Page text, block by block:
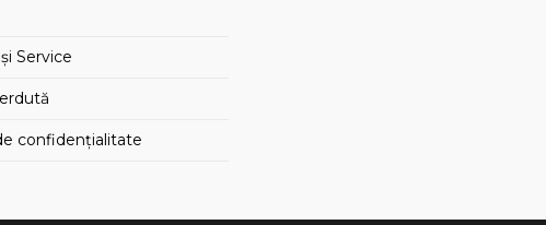
Service
confidențialitate